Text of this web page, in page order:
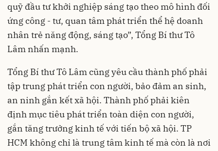
quỹ đầu tư khởi nghiệp sáng tạo theo mô hình đối
ứng công - tư, quan tâm phát triển thể hệ doanh
nhân trẻ năng động, sáng tạo”, Tổng Bí thư Tô
Lâm nhấn mạnh.
Tổng Bí thư Tô Lâm cũng yêu cầu thành phố phải
tập trung phát triển con người, bảo đảm an sinh,
an ninh gắn kết xã hội. Thành phố phải kiên
định mục tiêu phát triển toàn diện con người,
gắn tăng trưởng kinh tế với tiến bộ xã hội. TP
HCM không chỉ là trung tâm kinh tế mà còn là nơi